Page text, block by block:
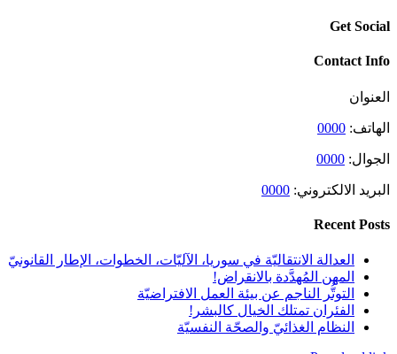
الآليّات، الخطوات، الإطار القانونيّ
الافتراضيّة
النفسيّة